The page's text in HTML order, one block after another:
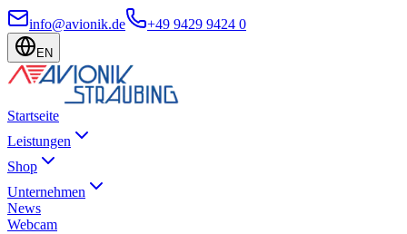
info@avionik.de +49 9429 9424 0
EN
Startseite
Leistungen
Shop
Unternehmen
News
Webcam